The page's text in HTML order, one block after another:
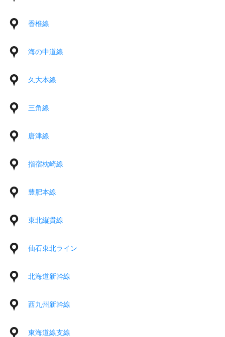
香椎線
海の中道線
久大本線
三角線
唐津線
指宿枕崎線
豊肥本線
東北縦貫線
仙石東北ライン
北海道新幹線
西九州新幹線
東海道線支線